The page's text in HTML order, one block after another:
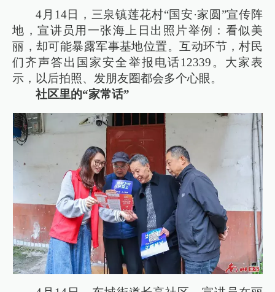
4月14日，三泉镇莲花村“国安·家圆”宣传阵
地，宣讲员用一张海上日出照片举例：看似美
丽，却可能暴露军事基地位置。互动环节，村民
们齐声答出国家安全举报电话12339。大家表
示，以后拍照、发朋友圈都会多个心眼。
社区里的“家常话”